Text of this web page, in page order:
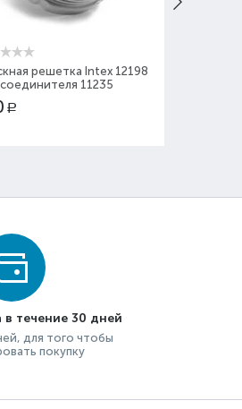
решетка Intex 12198
11235
Р
в течение 30 дней
для того чтобы
покупку